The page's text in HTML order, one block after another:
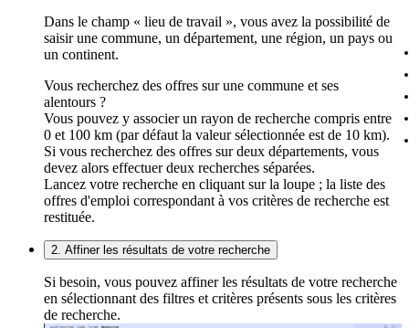
Dans le champ « lieu de travail », vous avez la possibilité de
saisir une commune, un département, une région, un pays ou
un continent.
Vous recherchez des offres sur une commune et ses
alentours ?
Vous pouvez y associer un rayon de recherche compris entre
0 et 100 km (par défaut la valeur sélectionnée est de 10 km).
Si vous recherchez des offres sur deux départements, vous
devez alors effectuer deux recherches séparées.
Lancez votre recherche en cliquant sur la loupe ; la liste des
offres d'emploi correspondant à vos critères de recherche est
restituée.
2. Affiner les résultats de votre recherche
Si besoin, vous pouvez affiner les résultats de votre recherche
en sélectionnant des filtres et critères présents sous les critères
de recherche.